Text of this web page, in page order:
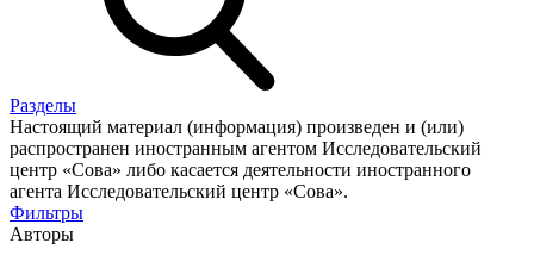
Разделы
Настоящий материал (информация) произведен и (или)
распространен иностранным агентом Исследовательский
центр «Сова» либо касается деятельности иностранного
агента Исследовательский центр «Сова».
Фильтры
Авторы